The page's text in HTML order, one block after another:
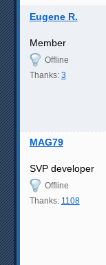
Eugene R.
Member
Offline
Thanks: 3
MAG79
SVP developer
Offline
Thanks: 1108